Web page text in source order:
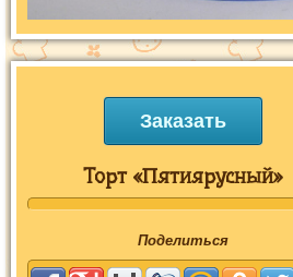
Заказать
Торт «Пятиярусный»
Поделиться